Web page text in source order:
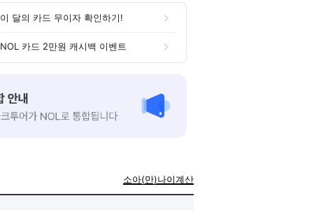
이 달의 카드 무이자 확인하기!
NOL 카드 2만원 캐시백 이벤트
소아(만)나이계산